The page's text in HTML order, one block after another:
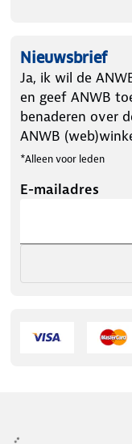
Nieuwsbrief
Ja, ik wil de
en geef ANWB
benaderen over
ANWB
*Alleen voor leden
E-mailadres